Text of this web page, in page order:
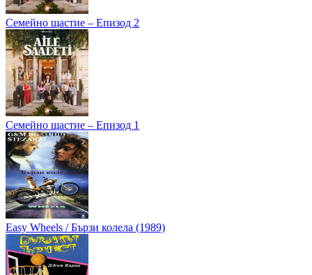
Семейно щастие – Епизод 2
Семейно щастие – Епизод 1
Easy Wheels / Бързи колела (1989)